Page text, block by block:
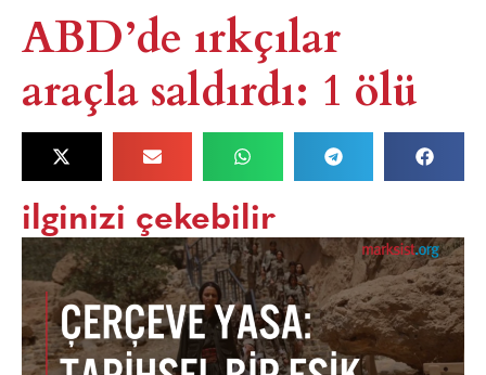
ABD’de ırkçılar
araçla saldırdı: 1 ölü​
ilginizi çekebilir